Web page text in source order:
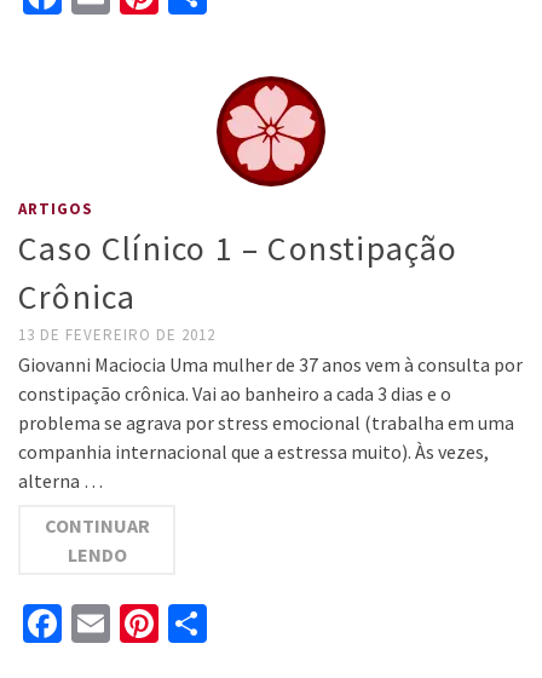
ARTIGOS
Caso Clínico 1 – Constipação
Crônica
13 DE FEVEREIRO DE 2012
Giovanni Maciocia Uma mulher de 37 anos vem à consulta por
constipação crônica. Vai ao banheiro a cada 3 dias e o
problema se agrava por stress emocional (trabalha em uma
companhia internacional que a estressa muito). Às vezes,
alterna …
CONTINUAR
LENDO
Facebook
EmailPinterest